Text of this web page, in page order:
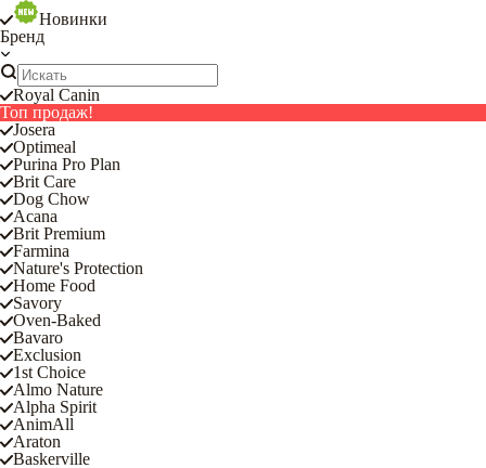
Новинки
Бренд
Royal Canin
Топ продаж!
Josera
Optimeal
Purina Pro Plan
Brit Care
Dog Chow
Acana
Brit Premium
Farmina
Nature's Protection
Home Food
Savory
Oven-Baked
Bavaro
Exclusion
1st Choice
Almo Nature
Alpha Spirit
AnimAll
Araton
Baskerville